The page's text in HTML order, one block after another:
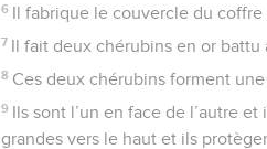
6 Il fabrique le couvercle du coffre
7 Il fait deux chérubins en or battu
8 Ces deux chérubins forment
9 Ils sont l’un en face de l’autre
grandes vers le haut et ils